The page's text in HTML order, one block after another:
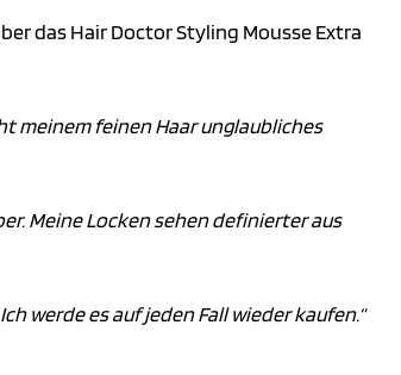
das Hair Doctor Styling Mousse Extra
meinem feinen Haar unglaubliches
Meine Locken sehen definierter aus
werde es auf jeden Fall wieder kaufen.“